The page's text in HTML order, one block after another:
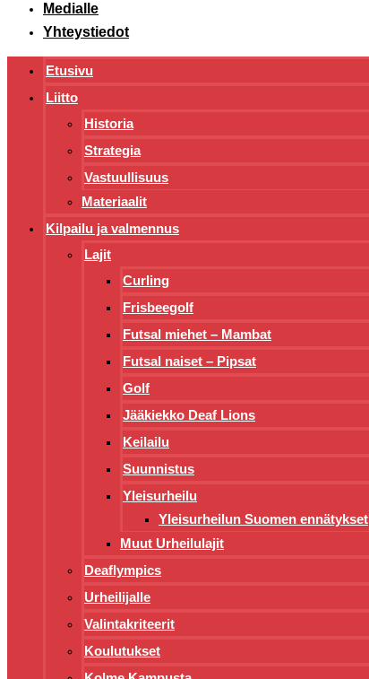
Medialle
Yhteystiedot
Etusivu
Liitto
Historia
Strategia
Vastuullisuus
Materiaalit
Kilpailu ja valmennus
Lajit
Curling
Frisbeegolf
Futsal miehet – Mambat
Futsal naiset – Pipsat
Golf
Jääkiekko Deaf Lions
Keilailu
Suunnistus
Yleisurheilu
Yleisurheilun Suomen ennätykset
Muut Urheilulajit
Deaflympics
Urheilijalle
Valintakriteerit
Koulutukset